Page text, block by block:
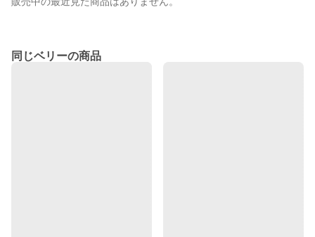
同じベリーの商品